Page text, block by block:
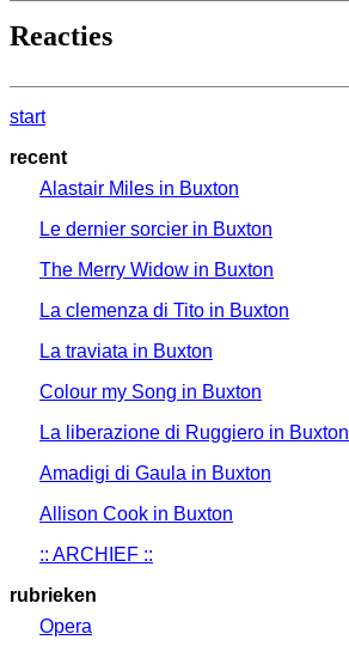
Reacties
start
recent
Alastair Miles in Buxton
Le dernier sorcier in Buxton
The Merry Widow in Buxton
La clemenza di Tito in Buxton
La traviata in Buxton
Colour my Song in Buxton
La liberazione di Ruggiero in Buxton
Amadigi di Gaula in Buxton
Allison Cook in Buxton
:: ARCHIEF ::
rubrieken
Opera